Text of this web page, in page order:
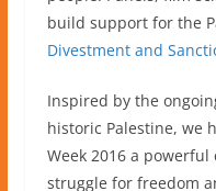
build support for the
Divestment and
Inspired by the
historic Palestine, we
Week 2016 a
struggle for freedom